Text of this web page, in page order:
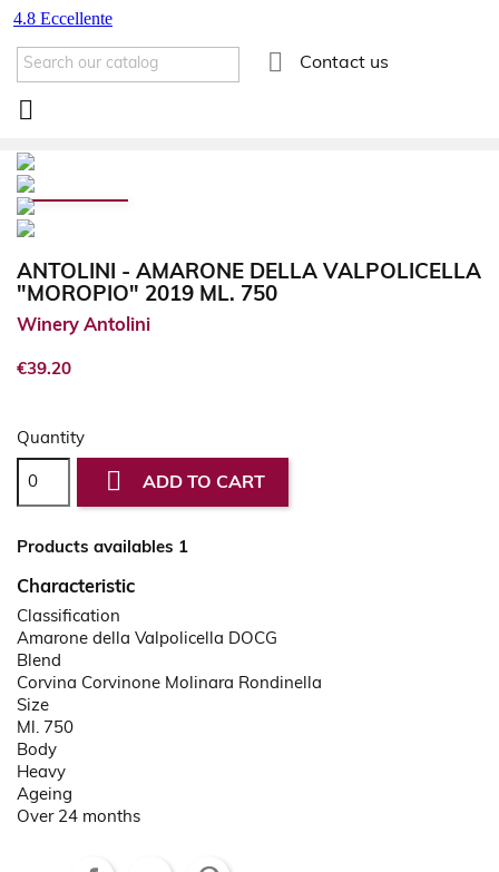
 Contact us

ANTOLINI - AMARONE DELLA VALPOLICELLA
"MOROPIO" 2019 ML. 750
Winery Antolini
€39.20
Quantity
 ADD TO CART
Products availables 1
Characteristic
Classification
Amarone della Valpolicella DOCG
Blend
Corvina Corvinone Molinara Rondinella
Size
Ml. 750
Body
Heavy
Ageing
Over 24 months